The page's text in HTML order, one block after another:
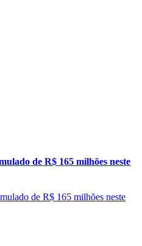
de R$ 165 milhões neste